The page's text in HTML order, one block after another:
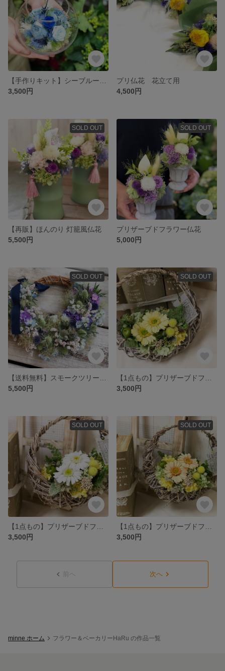
3,500円
プリ仏花 花立て用
4,500円
SOLD OUT
【再販】ほんのり 灯籠風仏花
5,500円
SOLD OUT
プリザーブドフラワー仏花
5,000円
SOLD OUT
5,500円
SOLD OUT
3,500円
SOLD OUT
3,500円
SOLD OUT
3,500円
前へ 次へ
minne ホーム フラワー＆ベーカリーHaRu の作品一覧